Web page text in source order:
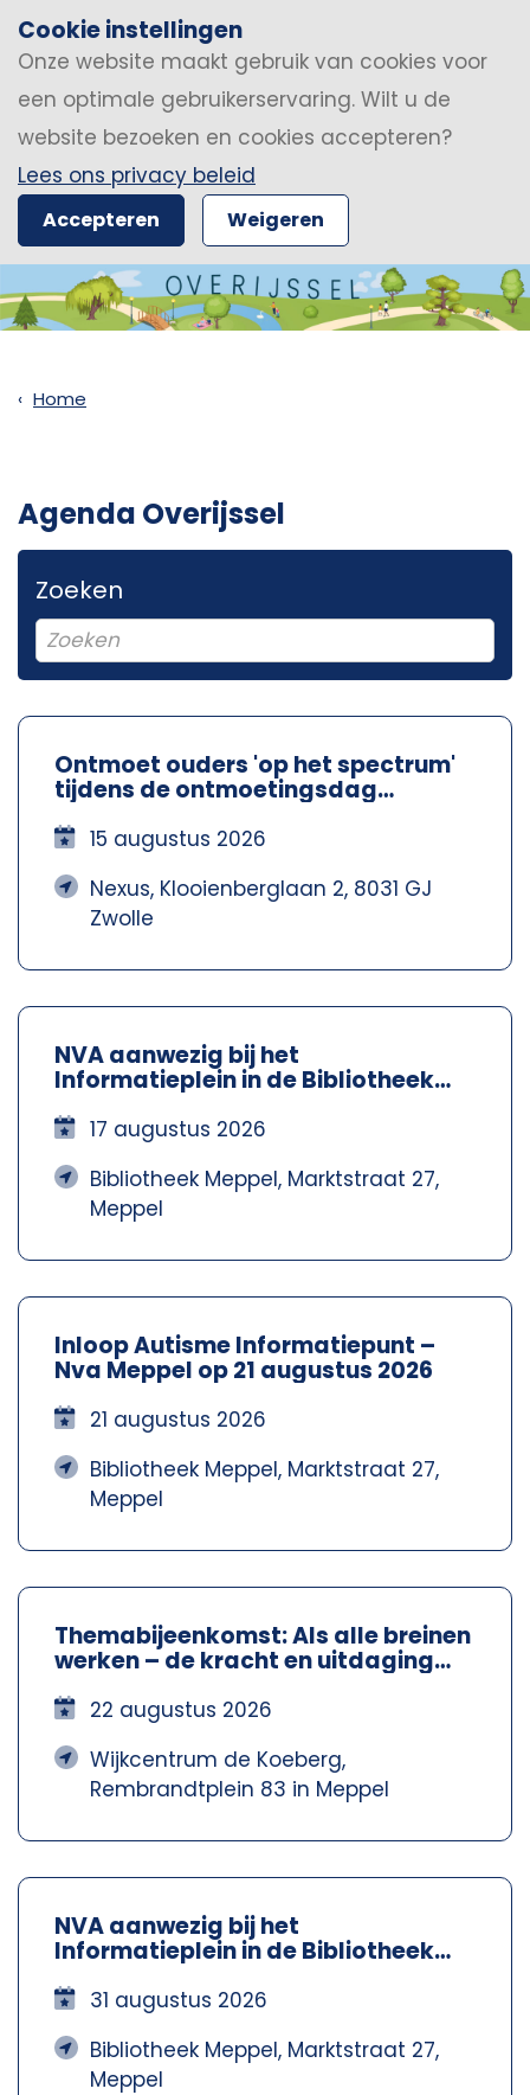
Cookie instellingen
Onze website maakt gebruik van cookies voor
een optimale gebruikerservaring. Wilt u de
website bezoeken en cookies accepteren?
Lees ons privacy beleid
Accepteren Weigeren
Home
Agenda Overijssel
Zoeken
Ontmoet ouders 'op het spectrum'
tijdens de ontmoetingsdag
15 augustus 2026
Nexus, Klooienberglaan 2, 8031 GJ
Zwolle
NVA aanwezig bij het
Informatieplein in de Bibliotheek
Meppel
17 augustus 2026
Bibliotheek Meppel, Marktstraat 27,
Meppel
Inloop Autisme Informatiepunt –
Nva Meppel op 21 augustus 2026
21 augustus 2026
Bibliotheek Meppel, Marktstraat 27,
Meppel
Themabijeenkomst: Als alle breinen
werken – de kracht en uitdaging
Steenwijkerland-Meppel
22 augustus 2026
Wijkcentrum de Koeberg,
Rembrandtplein 83 in Meppel
NVA aanwezig bij het
Informatieplein in de Bibliotheek
Meppel
31 augustus 2026
Bibliotheek Meppel, Marktstraat 27,
Meppel